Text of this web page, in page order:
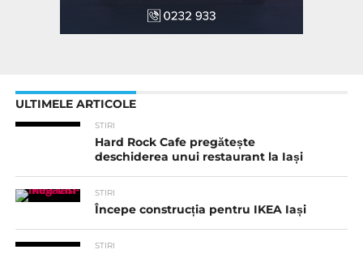
ULTIMELE ARTICOLE
STIRI
Hard Rock Cafe pregătește
deschiderea unui restaurant la Iași
STIRI
Începe construcția pentru IKEA Iași
STIRI